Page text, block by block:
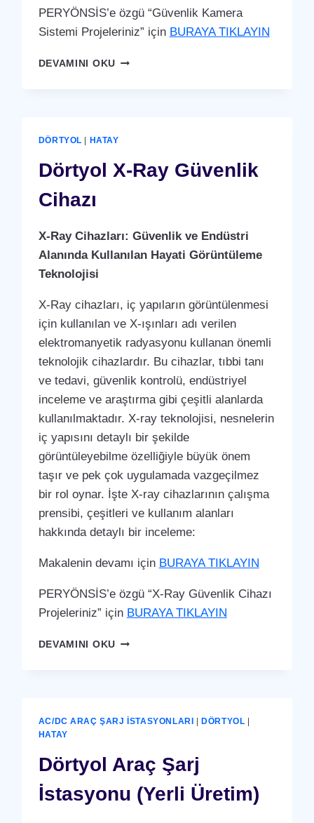
PERYÖNSİS’e özgü “Güvenlik Kamera
Sistemi Projeleriniz” için BURAYA TIKLAYIN
DEVAMINI OKUDÖRTYOL
DÖRTYOL HATAY
Dörtyol X-Ray Güvenlik
Cihazı
X-Ray Cihazları: Güvenlik ve Endüstri
Alanında Kullanılan Hayati Görüntüleme
Teknolojisi
X-Ray cihazları, iç yapıların görüntülenmesi
için kullanılan ve X-ışınları adı verilen
elektromanyetik radyasyonu kullanan önemli
teknolojik cihazlardır. Bu cihazlar, tıbbi tanı
ve tedavi, güvenlik kontrolü, endüstriyel
inceleme ve araştırma gibi çeşitli alanlarda
kullanılmaktadır. X-ray teknolojisi, nesnelerin
iç yapısını detaylı bir şekilde
görüntüleyebilme özelliğiyle büyük önem
taşır ve pek çok uygulamada vazgeçilmez
bir rol oynar. İşte X-ray cihazlarının çalışma
prensibi, çeşitleri ve kullanım alanları
hakkında detaylı bir inceleme:
Makalenin devamı için BURAYA TIKLAYIN
PERYÖNSİS’e özgü “X-Ray Güvenlik Cihazı
Projeleriniz” için BURAYA TIKLAYIN
DEVAMINI OKUDÖRTYOL
AC/DC ARAÇ ŞARJ İSTASYONLARI DÖRTYOL
HATAY
Dörtyol Araç Şarj
İstasyonu (Yerli Üretim)